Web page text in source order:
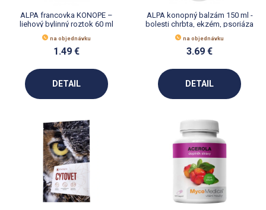
ALPA francovka KONOPE –
liehový bylinný roztok 60 ml
na objednávku
1.49 €
DETAIL
ALPA konopný balzám 150 ml -
bolesti chrbta, ekzém, psoriáza
na objednávku
3.69 €
DETAIL